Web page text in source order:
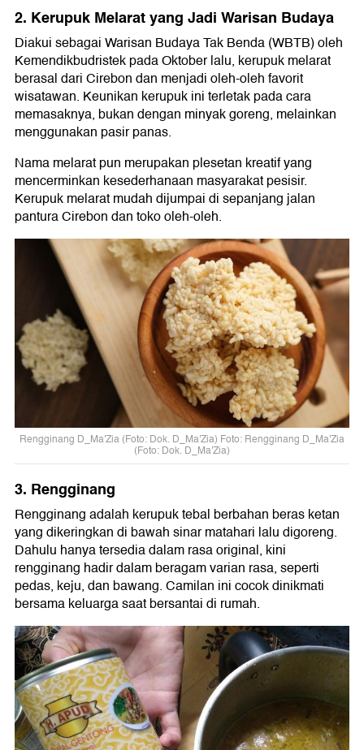
2. Kerupuk Melarat yang Jadi Warisan Budaya
Diakui sebagai Warisan Budaya Tak Benda (WBTB) oleh
Kemendikbudristek pada Oktober lalu, kerupuk melarat
berasal dari Cirebon dan menjadi oleh-oleh favorit
wisatawan. Keunikan kerupuk ini terletak pada cara
memasaknya, bukan dengan minyak goreng, melainkan
menggunakan pasir panas.
Nama melarat pun merupakan plesetan kreatif yang
mencerminkan kesederhanaan masyarakat pesisir.
Kerupuk melarat mudah dijumpai di sepanjang jalan
pantura Cirebon dan toko oleh-oleh.
Rengginang D_Ma'Zia (Foto: Dok. D_Ma'Zia) Foto: Rengginang D_Ma'Zia
(Foto: Dok. D_Ma'Zia)
3. Rengginang
Rengginang adalah kerupuk tebal berbahan beras ketan
yang dikeringkan di bawah sinar matahari lalu digoreng.
Dahulu hanya tersedia dalam rasa original, kini
rengginang hadir dalam beragam varian rasa, seperti
pedas, keju, dan bawang. Camilan ini cocok dinikmati
bersama keluarga saat bersantai di rumah.